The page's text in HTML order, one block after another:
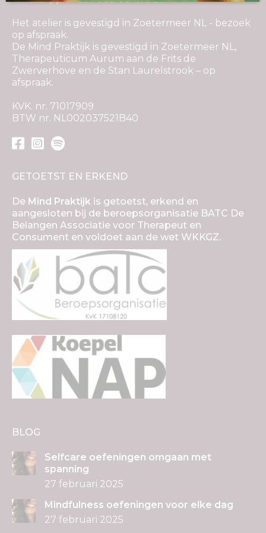
Het atelier is gevestigd in Zoetermeer NL - bezoek
op afspraak.
De Mind Praktijk is gevestigd in Zoetermeer NL,
Therapeuticum Aurum aan de Frits de
Zwerverhove en de Stan Laurelstrook – op
afspraak.
KVK. nr. 71017909
BTW nr. NL002037521B40
GETOETST EN ERKEND
De Mind Praktijk is getoetst, erkend en
aangesloten bij de beroepsorganisatie BATC De
Belangen Associatie voor Therapeut en
Consument en voldoet aan de wet WKKGZ.
BLOG
Selfcare oefeningen omgaan met
spanning
27 februari 2025
Mindfulness oefeningen voor elke dag
27 februari 2025